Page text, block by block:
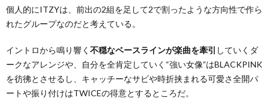
個人的にITZYは、前出の2組を足して2で割ったような方向性で作ら
れたグループなのだと考えている。
イントロから鳴り響く 不穏なベースラインが楽曲を牽引 していくダ
ークなアレンジや、自分を全肯定していく“強い女像”はBLACKPINK
を彷彿とさせるし、キャッチーなサビや時折挟まれる可愛さ全開パ
ートや振り付けはTWICEの得意とするところだ。